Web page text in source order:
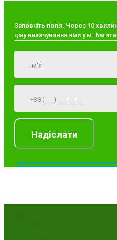
Заповніть поля. Через 10
ціну викачування ями у м.